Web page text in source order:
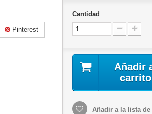
Pinterest
Cantidad
Añadir
carrito
Añadir a la lista de